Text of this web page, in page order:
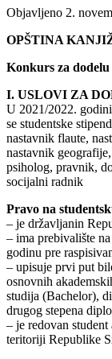
Objavljeno 2.
OPŠTINA
Konkurs za
I. USLOVI ZA
U 2021/2022.
se studentske
nastavnik flaute,
nastavnik
psiholog, pravnik,
socijalni radnik
Pravo na
– je državljanin
– ima prebivalište
godinu pre
– upisuje prvi put
osnovnih
studija (Bachelor),
drugog stepena
– je redovan
teritoriji Republike